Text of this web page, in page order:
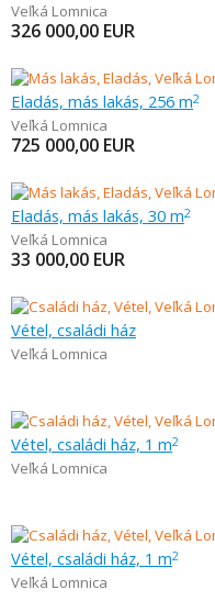
Veľká Lomnica
326 000,00 EUR
Eladás, más lakás, 256 m2
Veľká Lomnica
725 000,00 EUR
Eladás, más lakás, 30 m2
Veľká Lomnica
33 000,00 EUR
Vétel, családi ház
Veľká Lomnica
Vétel, családi ház, 1 m2
Veľká Lomnica
Vétel, családi ház, 1 m2
Veľká Lomnica